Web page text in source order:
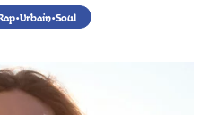
e-mail
l’url